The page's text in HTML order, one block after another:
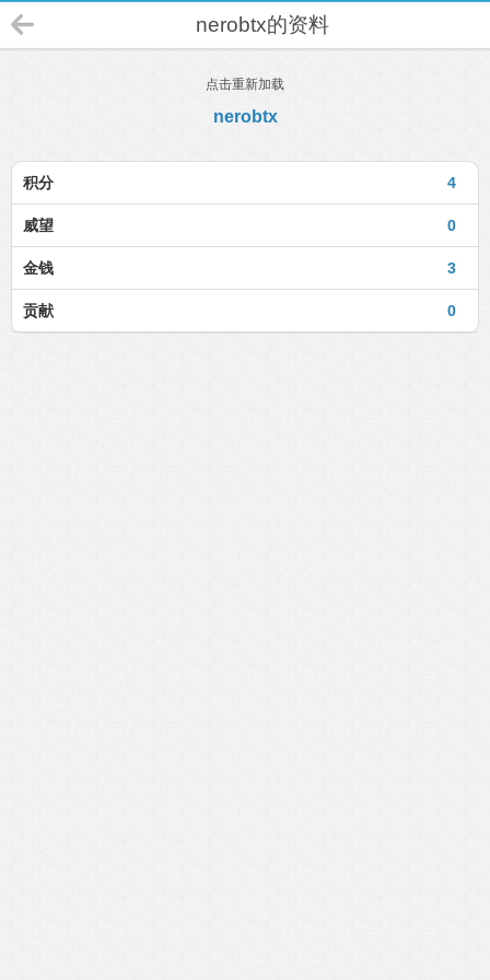
nerobtx的资料
点击重新加载
nerobtx
4
积分
0
威望
3
金钱
0
贡献